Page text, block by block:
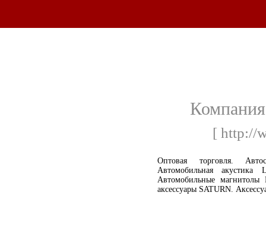
[ http://
Оптовая торговля.
Автомобильная
Автомобильные магнитолы
аксессуары SATURN.